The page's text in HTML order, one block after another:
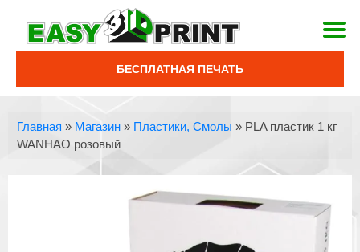
БЕСПЛАТНАЯ ПЕЧАТЬ
Главная » Магазин » Пластики, Смолы » PLA пластик 1 кг
WANHAO розовый